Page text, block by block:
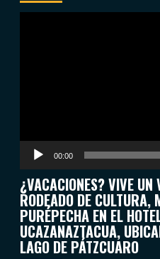
00:00
¿VACACIONES? VIVE UN
RODEADO DE CULTURA,
PURÉPECHA EN EL
UCAZANAZTACUA,
LAGO DE PÁTZCUARO